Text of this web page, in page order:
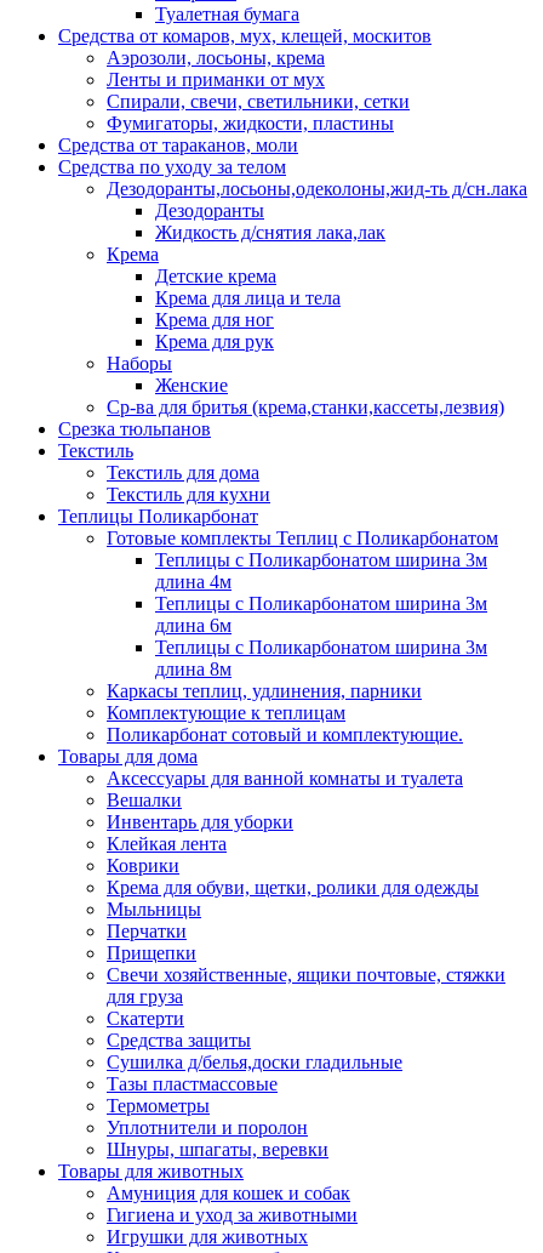
Туалетная бумага
Средства от комаров, мух, клещей, москитов
Аэрозоли, лосьоны, крема
Ленты и приманки от мух
Спирали, свечи, светильники, сетки
Фумигаторы, жидкости, пластины
Средства от тараканов, моли
Средства по уходу за телом
Дезодоранты,лосьоны,одеколоны,жид-ть д/сн.лака
Дезодоранты
Жидкость д/снятия лака,лак
Крема
Детские крема
Крема для лица и тела
Крема для ног
Крема для рук
Наборы
Женские
Ср-ва для бритья (крема,станки,кассеты,лезвия)
Срезка тюльпанов
Текстиль
Текстиль для дома
Текстиль для кухни
Теплицы Поликарбонат
Готовые комплекты Теплиц с Поликарбонатом
Теплицы с Поликарбонатом ширина 3м
длина 4м
Теплицы с Поликарбонатом ширина 3м
длина 6м
Теплицы с Поликарбонатом ширина 3м
длина 8м
Каркасы теплиц, удлинения, парники
Комплектующие к теплицам
Поликарбонат сотовый и комплектующие.
Товары для дома
Аксессуары для ванной комнаты и туалета
Вешалки
Инвентарь для уборки
Клейкая лента
Коврики
Крема для обуви, щетки, ролики для одежды
Мыльницы
Перчатки
Прищепки
Свечи хозяйственные, ящики почтовые, стяжки
для груза
Скатерти
Средства защиты
Сушилка д/белья,доски гладильные
Тазы пластмассовые
Термометры
Уплотнители и поролон
Шнуры, шпагаты, веревки
Товары для животных
Амуниция для кошек и собак
Гигиена и уход за животными
Игрушки для животных